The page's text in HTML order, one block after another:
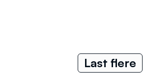
Last flere